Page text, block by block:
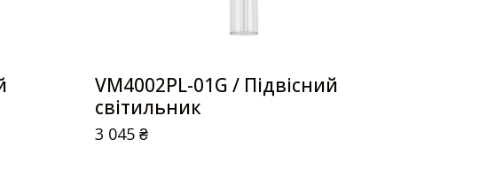
VM4002PL-01G / Підвісний
світильник
3 045₴